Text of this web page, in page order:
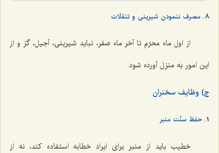
8. مصرف ننمودن شیرینی و تنقلات
از اول ماه محرّم تا آخر ماه صفر، نباید شیرینی، آجیل، گز و از
این امور به منزل آورده شود.
ج) وظایف سخنران
1. حفظ سنّت منبر
خطیب باید از منبر برای ایراد خطابه استفاده کند، نه از